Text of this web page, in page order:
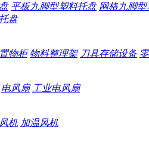
平板九脚型塑料托盘 网格九脚
盘
物柜 物料整理架 刀具存储设备
电风扇 工业电风扇
机 加温风机